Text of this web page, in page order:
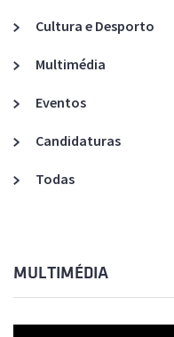
Cultura e Desporto
Multimédia
Eventos
Candidaturas
Todas
MULTIMÉDIA